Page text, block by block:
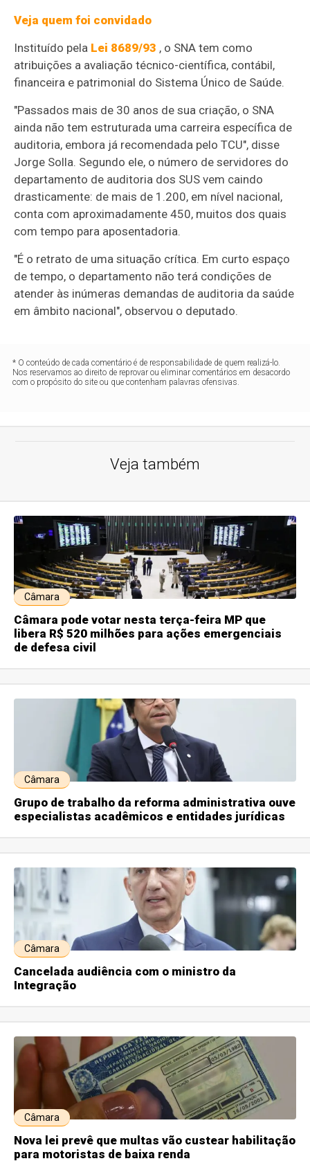
Veja quem foi convidado
Instituído pela Lei 8689/93 , o SNA tem como
atribuições a avaliação técnico-científica, contábil,
financeira e patrimonial do Sistema Único de Saúde.
"Passados mais de 30 anos de sua criação, o SNA
ainda não tem estruturada uma carreira específica de
auditoria, embora já recomendada pelo TCU", disse
Jorge Solla. Segundo ele, o número de servidores do
departamento de auditoria dos SUS vem caindo
drasticamente: de mais de 1.200, em nível nacional,
conta com aproximadamente 450, muitos dos quais
com tempo para aposentadoria.
"É o retrato de uma situação crítica. Em curto espaço
de tempo, o departamento não terá condições de
atender às inúmeras demandas de auditoria da saúde
em âmbito nacional", observou o deputado.
* O conteúdo de cada comentário é de responsabilidade de quem realizá-lo.
Nos reservamos ao direito de reprovar ou eliminar comentários em desacordo
com o propósito do site ou que contenham palavras ofensivas.
Veja também
Câmara
Câmara pode votar nesta terça-feira MP que
libera R$ 520 milhões para ações emergenciais
de defesa civil
Câmara
Grupo de trabalho da reforma administrativa ouve
especialistas acadêmicos e entidades jurídicas
Câmara
Cancelada audiência com o ministro da
Integração
Câmara
Nova lei prevê que multas vão custear habilitação
para motoristas de baixa renda